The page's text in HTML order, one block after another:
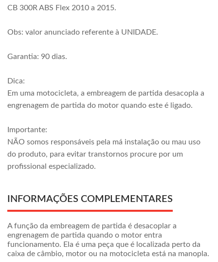
CB 300R ABS Flex 2010 a 2015.
Obs: valor anunciado referente à UNIDADE.
Garantia: 90 dias.
Dica:
Em uma motocicleta, a embreagem de partida desacopla a
engrenagem de partida do motor quando este é ligado.
Importante:
NÃO somos responsáveis pela má instalação ou mau uso
do produto, para evitar transtornos procure por um
profissional especializado.
INFORMAÇÕES COMPLEMENTARES
A função da embreagem de partida é desacoplar a
engrenagem de partida quando o motor entra
funcionamento. Ela é uma peça que é localizada perto da
caixa de câmbio, motor ou na motocicleta está na manopla.